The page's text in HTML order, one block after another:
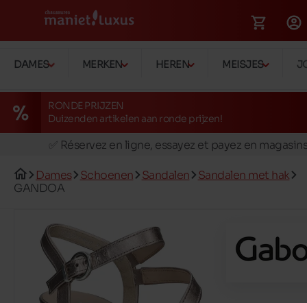
DAMES MERKEN HEREN MEISJES
RONDE PRIJZEN
Duizenden artikelen aan ronde prijzen!
🚛 Livraison gratuite en magasins
✅ Réservez en ligne, essayez et payez en
📦 Livraison à domicile gratuite dés 39€ d'achats
🚛 Livraison gratuite en magasins
Dames Schoenen Sandalen
Sandalen met hak
GANDOA